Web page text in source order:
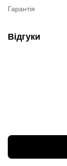
Гарантія
Відгуки